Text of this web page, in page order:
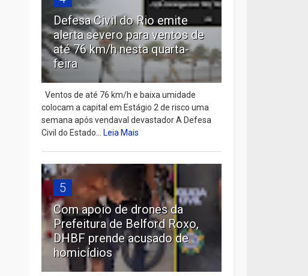
Defesa Civil do Rio emite
alerta severo para ventos de
até 76 km/h nesta quarta-
feira
Ventos de até 76 km/h e baixa umidade
colocam a capital em Estágio 2 de risco uma
semana após vendaval devastador A Defesa
Civil do Estado...Leia Mais
5
Com apoio de drones da
Prefeitura de Belford Roxo,
DHBF prende acusado de
homicídios